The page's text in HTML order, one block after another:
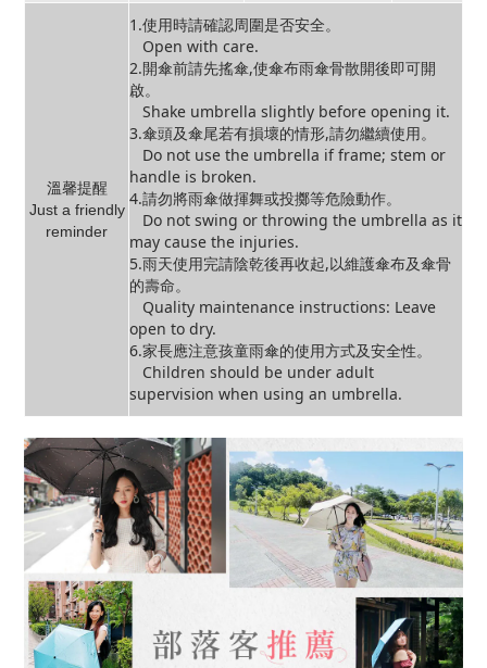
溫馨提醒
Just a friendly
reminder
1.使用時請確認周圍是否安全。
Open with care.
2.開傘前請先搖傘,使傘布雨傘骨散開後即可開
啟。
Shake umbrella slightly before opening it.
3.傘頭及傘尾若有損壞的情形,請勿繼續使用。
Do not use the umbrella if frame; stem or
handle is broken.
4.請勿將雨傘做揮舞或投擲等危險動作。
Do not swing or throwing the umbrella as it
may cause the injuries.
5.雨天使用完請陰乾後再收起,以維護傘布及傘骨
的壽命。
Quality maintenance instructions: Leave
open to dry.
6.家長應注意孩童雨傘的使用方式及安全性。
Children should be under adult
supervision when using an umbrella.